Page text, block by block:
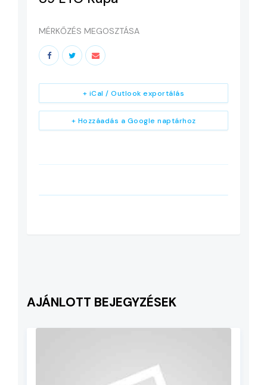
MÉRKŐZÉS MEGOSZTÁSA
+ Hozzáadás a Google naptárhoz
+ iCal / Outlook exportálás
AJÁNLOTT BEJEGYZÉSEK